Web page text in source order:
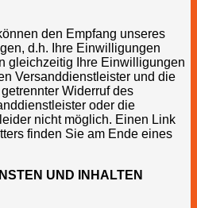
den Empfang unseres
d.h. Ihre Einwilligungen
gleichzeitig Ihre Einwilligungen
Versanddienstleister und die
Widerruf des
oder die
nicht möglich. Einen Link
finden Sie am Ende eines
UND INHALTEN